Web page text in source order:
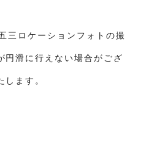
三ロケーションフォトの撮
円滑に行えない場合がござ
ます。